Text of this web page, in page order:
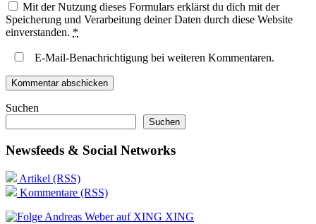
Mit der Nutzung dieses Formulars erklärst du dich mit der
Speicherung und Verarbeitung deiner Daten durch diese Website
einverstanden. *
E-Mail-Benachrichtigung bei weiteren Kommentaren.
Suchen
Suchen
Newsfeeds & Social Networks
Artikel (RSS)
Kommentare (RSS)
XING